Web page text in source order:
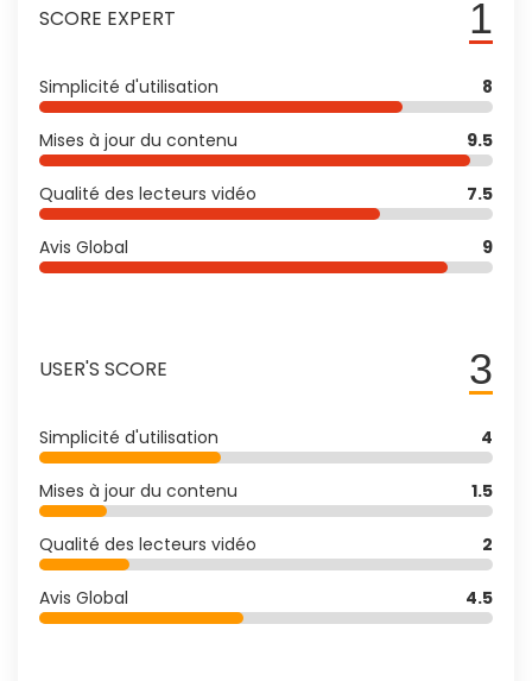
1
SCORE EXPERT
Simplicité d'utilisation 8
Mises à jour du contenu 9.5
Qualité des lecteurs vidéo 7.5
Avis Global 9
3
USER'S SCORE
Simplicité d'utilisation 4
Mises à jour du contenu 1.5
Qualité des lecteurs vidéo 2
Avis Global 4.5